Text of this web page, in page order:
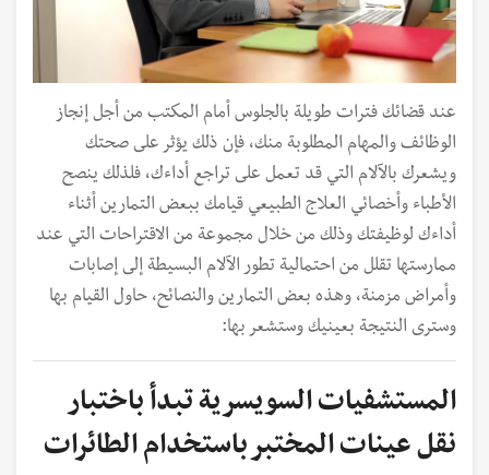
عند قضائك فترات طويلة بالجلوس أمام المكتب من أجل إنجاز
الوظائف والمهام المطلوبة منك، فإن ذلك يؤثر على صحتك
ويشعرك بالآلام التي قد تعمل على تراجع أداءك، فلذلك ينصح
الأطباء وأخصائي العلاج الطبيعي قيامك ببعض التمارين أثناء
أداءك لوظيفتك وذلك من خلال مجموعة من الاقتراحات التي عند
ممارستها تقلل من احتمالية تطور الآلام البسيطة إلى إصابات
وأمراض مزمنة، وهذه بعض التمارين والنصائح، حاول القيام بها
وسترى النتيجة بعينيك وستشعر بها:
المستشفيات السويسرية تبدأ باختبار
نقل عينات المختبر باستخدام الطائرات